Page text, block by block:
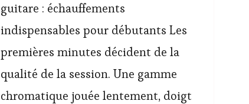
guitare : échauffements
indispensables pour débutants Les
premières minutes décident de la
qualité de la session. Une gamme
chromatique jouée lentement, doigt